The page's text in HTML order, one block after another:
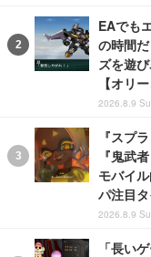
EAでも
の時間
ズを遊
【オリ
2026.8.9
『スプ
『鬼武
モバイ
パ注目
2026.8.9
「長い